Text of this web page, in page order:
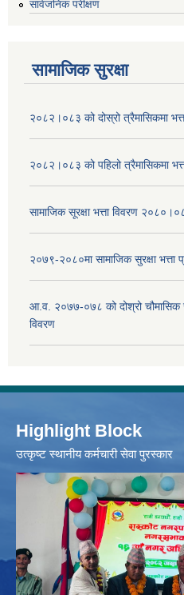
सार्वजनिक परीक्षण
सामाजिक सुरक्षा
२०८२।०८३ को दोस्रो त्रैमासिकमा
२०८२।०८३ को पहिलो त्रैमासिकमा
सामाजिक सूरक्षा भत्ता विवरण
२०७९-२०८०मा सामाजिक सुरक्षा भत्ता
आ.व. २०७७-०७८ को दोश्रो चौमासिक
विवरण
Highlight Block
उत्‍कृष्ट स्थानीय कर्मचारी सेवा पुरस्कार